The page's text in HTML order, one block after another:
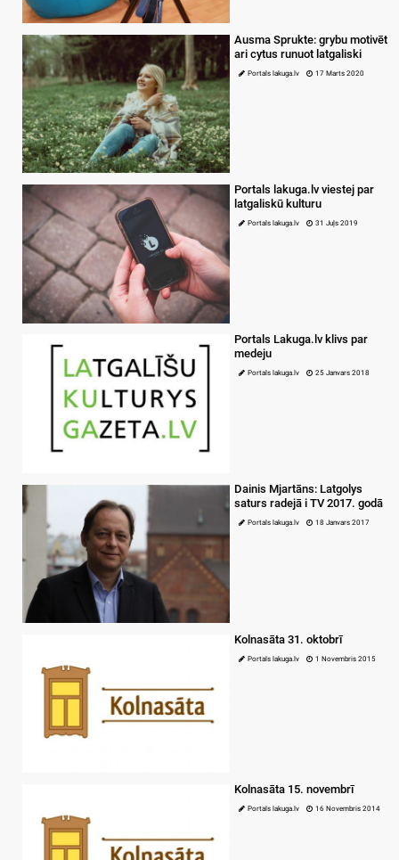
Ausma Sprukte: grybu motivēt
ari cytus runuot latgaliski
Portals lakuga.lv 17 Marts 2020
Portals lakuga.lv viestej par
latgaliskū kulturu
Portals lakuga.lv 31 Juļs 2019
Portals Lakuga.lv klivs par
medeju
Portals lakuga.lv 25 Janvars 2018
Dainis Mjartāns: Latgolys
saturs radejā i TV 2017. godā
Portals lakuga.lv 18 Janvars 2017
Kolnasāta 31. oktobrī
Portals lakuga.lv 1 Novembris 2015
Kolnasāta 15. novembrī
Portals lakuga.lv 16 Novembris 2014